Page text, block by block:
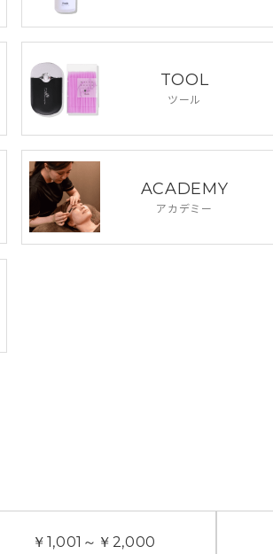
TOOL
ツール
ACADEMY
アカデミー
￥1,001 ～ ￥2,000